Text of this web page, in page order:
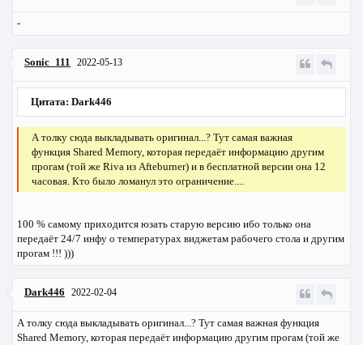
-
Sonic_111 2022-05-13
Цитата: Dark446
А толку сюда выкладывать оригинал...? Тут самая важная
функция Shared Memory, которая передаёт информацию другим
прогам (той же Riva из Afteburner) и в бесплатной версии она 12
часовая. Кто было ломанул это ограничение....
100 % самому приходится юзать старую версию ибо только она
передаёт 24/7 инфу о температурах виджетам рабочего стола и другим
прогам !!! )))
Dark446 2022-02-04
А толку сюда выкладывать оригинал...? Тут самая важная функция
Shared Memory, которая передаёт информацию другим прогам (той же